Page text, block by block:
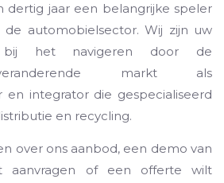
dertig jaar een belangrijke speler
automobielsector. Wij zijn uw
bij het navigeren door de
markt als
en integrator die gespecialiseerd
en recycling.
over ons aanbod, een demo van
aanvragen of een offerte wilt